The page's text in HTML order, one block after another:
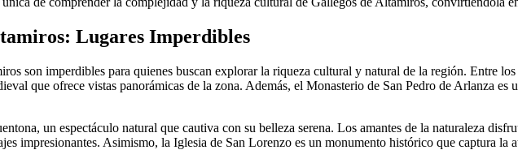
Lugares Imperdibles
son imperdibles para quienes buscan explorar la riqueza cultural y natural de la región. Entre
que ofrece vistas panorámicas de la zona. Además, el Monasterio de San Pedro de Arlanza es
un espectáculo natural que cautiva con su belleza serena. Los amantes de la naturaleza
impresionantes. Asimismo, la Iglesia de San Lorenzo es un monumento histórico que captura la